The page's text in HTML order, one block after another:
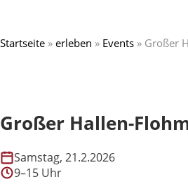
Startseite » erleben » Events » Großer
Großer Hallen-
Samstag, 21.2.2026
9–15 Uhr